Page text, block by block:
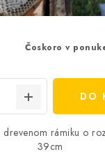
Čoskoro v
DO
drevenom rámiku o
39cm